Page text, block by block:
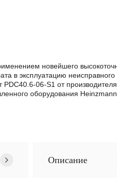
новейшего
в эксплуатацию
PDC40.6-06-S1 от
оборудования
Описание